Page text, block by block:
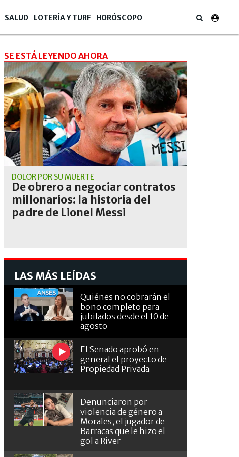
SALUD LOTERÍA Y TURF HORÓSCOPO
SE ESTÁ LEYENDO AHORA
DOLOR POR SU MUERTE
De obrero a negociar contratos
millonarios: la historia del
padre de Lionel Messi
LAS MÁS LEÍDAS
Quiénes no cobrarán el
bono completo para
jubilados desde el 10 de
agosto
El Senado aprobó en
general el proyecto de
Propiedad Privada
Denunciaron por
violencia de género a
Morales, el jugador de
Barracas que le hizo el
gol a River